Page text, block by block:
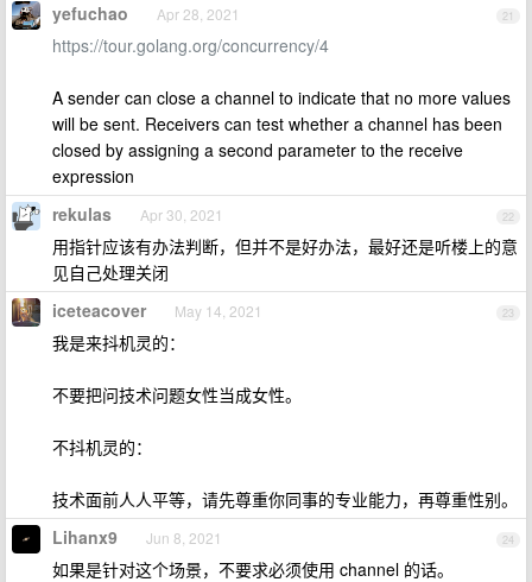
21
yefuchao Apr 28, 2021
https://tour.golang.org/concurrency/4
A sender can close a channel to indicate that no more values
will be sent. Receivers can test whether a channel has been
closed by assigning a second parameter to the receive
expression
22
rekulas Apr 30, 2021
用指针应该有办法判断，但并不是好办法，最好还是听楼上的意
见自己处理关闭
23
iceteacover May 14, 2021
我是来抖机灵的：
不要把问技术问题女性当成女性。
不抖机灵的：
技术面前人人平等，请先尊重你同事的专业能力，再尊重性别。
24
Lihanx9 Jun 8, 2021
如果是针对这个场景，不要求必须使用 channel 的话。